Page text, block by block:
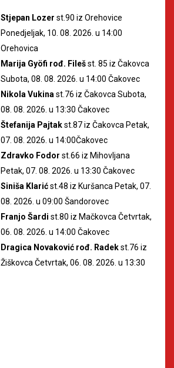
Stjepan Lozer st.90 iz Orehovice
Ponedjeljak, 10. 08. 2026. u 14:00
Orehovica
Marija Gyöfi rođ. Filešst. 85 iz Čakovca
Subota, 08. 08. 2026. u 14:00 Čakovec
Nikola Vukina st.76 iz Čakovca Subota,
08. 08. 2026. u 13:30 Čakovec
Štefanija Pajtakst.87 iz Čakovca Petak,
07. 08. 2026. u 14:00Čakovec
Zdravko Fodor st.66 iz Mihovljana
Petak, 07. 08. 2026. u 13:30 Čakovec
Siniša Klarićst.48 iz Kuršanca Petak, 07.
08. 2026. u 09:00 Šandorovec
Franjo Šardi st.80 iz Mačkovca Četvrtak,
06. 08. 2026. u 14:00 Čakovec
Dragica Novaković rođ. Radekst.76 iz
Žiškovca Četvrtak, 06. 08. 2026. u 13:30